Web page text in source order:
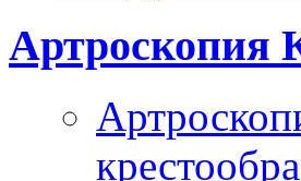
Артроскопия